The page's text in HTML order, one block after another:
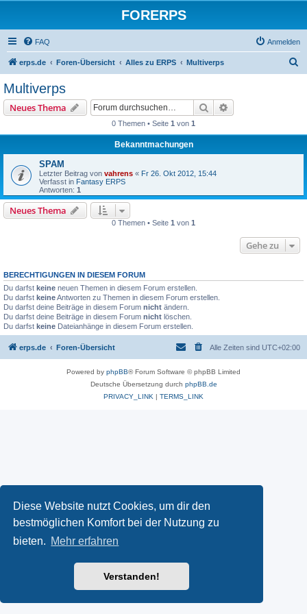
Diese Website nutzt Cookies, um dir den
bestmöglichen Komfort bei der Nutzung zu
bieten. Mehr erfahren
Verstanden!
FORERPS
FAQ Anmelden
erps.de Foren-Übersicht Alles zu ERPS Multiverps
Multiverps
Neues Thema Suche
0 Themen • Seite 1 von 1
Bekanntmachungen
SPAM
Letzter Beitrag von vahrens « Fr 26. Okt 2012, 15:44
Verfasst in Fantasy ERPS
Antworten: 1
Neues Thema
0 Themen • Seite 1 von 1
Gehe zu
BERECHTIGUNGEN IN DIESEM FORUM
Du darfst keine neuen Themen in diesem Forum erstellen.
Du darfst keineAntworten zu Themen in diesem Forum erstellen.
Du darfst deine Beiträge in diesem Forum nicht ändern.
Du darfst deine Beiträge in diesem Forum nicht löschen.
Du darfst keine Dateianhänge in diesem Forum erstellen.
erps.de Foren-Übersicht Alle Zeiten sind UTC+02:00
Powered by phpBB® Forum Software © phpBB Limited
Deutsche Übersetzung durch phpBB.de
PRIVACY_LINK | TERMS_LINK